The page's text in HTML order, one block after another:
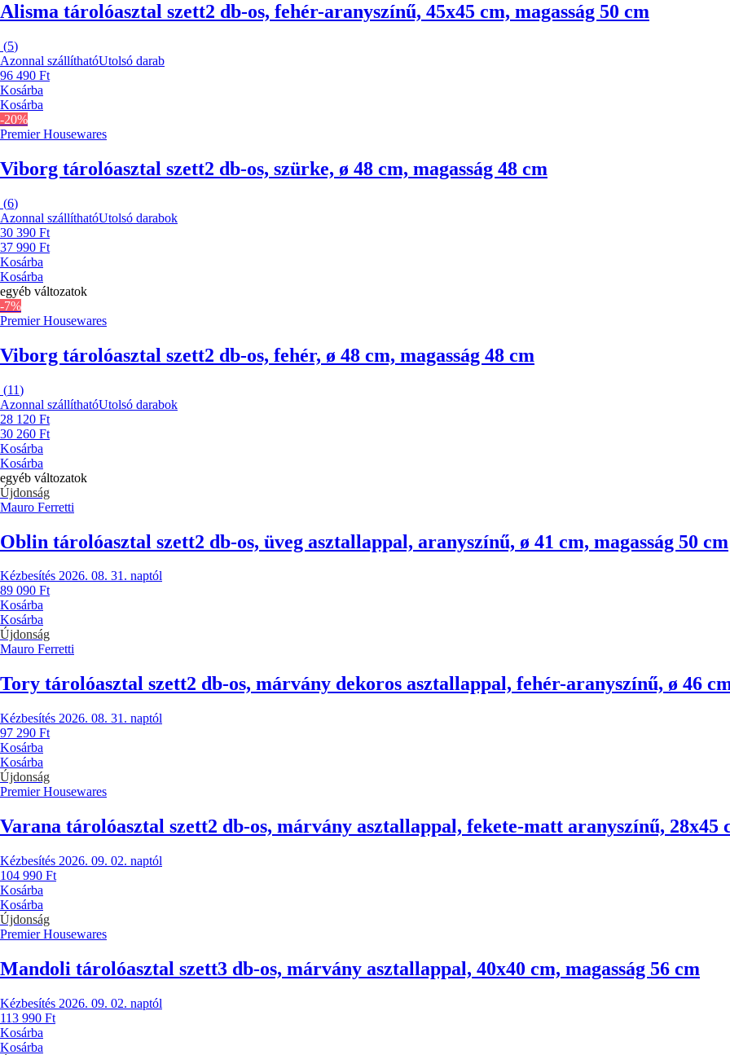
Alisma tárolóasztal szett2 db-os, fehér-aranyszínű, 45x45 cm, magasság 50 cm
(5)
Azonnal szállíthatóUtolsó darab
96 490 Ft
Kosárba
Kosárba
-20%
Premier Housewares
Viborg tárolóasztal szett2 db-os, szürke, ø 48 cm, magasság 48 cm
(6)
Azonnal szállíthatóUtolsó darabok
30 390 Ft
37 990 Ft
Kosárba
Kosárba
egyéb változatok
-7%
Premier Housewares
Viborg tárolóasztal szett2 db-os, fehér, ø 48 cm, magasság 48 cm
(11)
Azonnal szállíthatóUtolsó darabok
28 120 Ft
30 260 Ft
Kosárba
Kosárba
egyéb változatok
Újdonság
Mauro Ferretti
Oblin tárolóasztal szett2 db-os, üveg asztallappal, aranyszínű, ø 41 cm, magasság 50 cm
Kézbesítés 2026. 08. 31. naptól
89 090 Ft
Kosárba
Kosárba
Újdonság
Mauro Ferretti
Tory tárolóasztal szett2 db-os, márvány dekoros asztallappal, fehér-aranyszínű, ø 46
Kézbesítés 2026. 08. 31. naptól
97 290 Ft
Kosárba
Kosárba
Újdonság
Premier Housewares
Varana tárolóasztal szett2 db-os, márvány asztallappal, fekete-matt aranyszínű, 28x45
Kézbesítés 2026. 09. 02. naptól
104 990 Ft
Kosárba
Kosárba
Újdonság
Premier Housewares
Mandoli tárolóasztal szett3 db-os, márvány asztallappal, 40x40 cm, magasság 56 cm
Kézbesítés 2026. 09. 02. naptól
113 990 Ft
Kosárba
Kosárba